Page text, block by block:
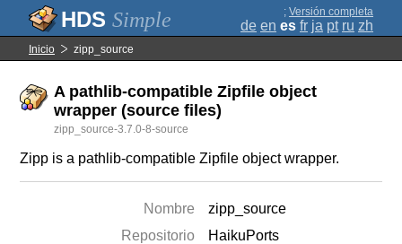
Simple ; Versión completa
de en es fr ja pt ru zh
Inicio zipp_source
A pathlib-compatible Zipfile object
wrapper (source files)
zipp_source-3.7.0-8-source
Zipp is a pathlib-compatible Zipfile object wrapper.
Nombre
zipp_source
Repositorio
HaikuPorts